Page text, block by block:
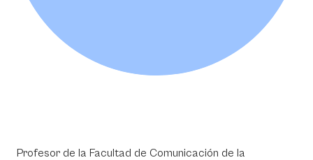
Profesor de la Facultad de Comunicación de la